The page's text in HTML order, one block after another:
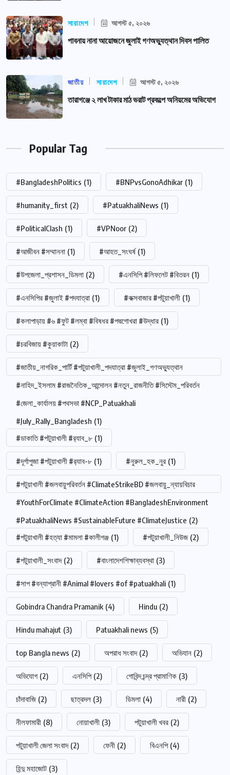
সারাদেশ আগস্ট ৫, ২০২৬
পাবনায় নানা আয়োজনে জুলাই গণঅভ্যুত্থান দিবস পালিত
জাতীয় সারাদেশ আগস্ট ৫, ২০২৬
তারাগঞ্জে ২ লাখ টাকার মাঠ ভরাট প্রকল্পে অনিয়মের অভিযোগ
Popular Tag
#BangladeshPolitics (1) #BNPvsGonoAdhikar (1)
#humanity_first (2) #PatuakhaliNews (1)
#PoliticalClash (1) #VPNoor (2)
#আজীবন #সম্মাননা (1) #আহত_সংঘর্ষ (1)
#উপজেলা_প্রশাসন_ডিমলা (2) #এনসিপি #লিফলেট #বিতরন (1)
#এনসিপির #জুলাই #পদযাত্রা (1) #কক্সবাজার #পটুয়াখালী (1)
#কলাপাড়ায় #৬ #ফুট #লম্বা #বিষধর #পদ্মগোখরা #উদ্ধার (1)
#চরবিজায় #কুয়াকাটা (2)
#জাতীয়_নাগরিক_পার্টি #পটুয়াখালী_পদযাত্রা #জুলাই_গণঅভ্যুত্থান
#নাহিদ_ইসলাম #রাজনৈতিক_আন্দোলন #নতুন_রাজনীতি #সিস্টেম_পরিবর্তন
#জেলা_কার্যালয় #পথসভা #NCP_Patuakhali
#July_Rally_Bangladesh (1)
#ডাকাতি #পটুয়াখালী #র‍্যাব_৮ (1)
#দূর্গাপুজা #পটুয়াখালী #র‍্যাব-৮ (1) #নুরুল_হক_নুর (1)
#পটুয়াখালী #জলবায়ুপরিবর্তন #ClimateStrikeBD #জলবায়ু_ন্যায়বিচার
#YouthForClimate #ClimateAction #BangladeshEnvironment
#PatuakhaliNews #SustainableFuture #ClimateJustice (2)
#পটুয়াখালী #হত্যা #মামলা #কালীগঞ্জ (1) #পটুয়াখালী_নিউজ (2)
#পটুয়াখালী_সংবাদ (2) #বাংলাদেশশিক্ষাব্যবস্থা (3)
#সাপ #বন্যাপ্রানী #Animal #lovers #of #patuakhali (1)
Gobindra Chandra Pramanik (4) Hindu (2)
Hindu mahajut (3) Patuakhali news (5)
top Bangla news (2) অপরাধ সংবাদ (2) অভিযান (2)
অভিযোগ (2) এনসিপি (2) গোবিন্দ চন্দ্র প্রামাণিক (3)
চাঁদাবাজি (2) ছাত্রদল (3) ডিমলা (4) নারী (2)
নীলফামারী (8) নোয়াখালী (3) পটুয়াখালী খবর (2)
পটুয়াখালী জেলা সংবাদ (2) ফেনী (2) বিএনপি (4)
হিন্দু মহাজোট (3)